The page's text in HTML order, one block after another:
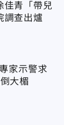
佳青「帶兒
調查出爐
家示警求
大楣